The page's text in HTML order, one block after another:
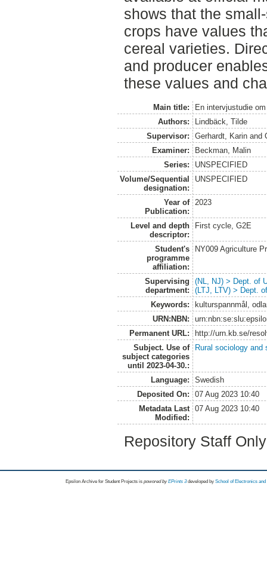
shows that the
crops have values
cereal varieties.
and producer
these values and
Main title:
En intervjustudie
Authors:
Lindbäck, Tilde
Supervisor:
Gerhardt, Karin and
Examiner:
Beckman, Malin
Series:
UNSPECIFIED
Volume/Sequential
designation:
UNSPECIFIED
Year of
Publication:
2023
Level and depth
descriptor:
First cycle, G2E
Student's
programme
affiliation:
NY009 Agriculture
Supervising
department:
(NL, NJ) > Dept. of
(LTJ, LTV) > Dept.
Keywords:
kulturspannmål,
URN:NBN:
Permanent URL:
http://urn.kb.se/
Subject. Use of
subject categories
until 2023-04-30.:
Rural sociology and
Language:
Swedish
Deposited On:
07 Aug 2023 10:40
Metadata Last
Modified:
07 Aug 2023 10:40
Repository Staff
Epsilon Archive for Student Projects is powored byEPrints 3 developed by School of Electronics